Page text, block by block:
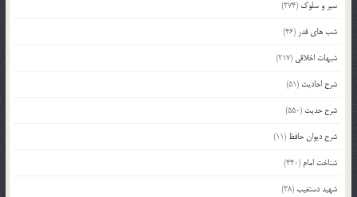
سیر و سلوک (274)
شب های قدر (46)
شبهات اخلاقی (217)
شرح احادیث (51)
شرح حدیث (550)
شرح دیوان حافظ (11)
شناخت امام (440)
شهید دستغیب(38)